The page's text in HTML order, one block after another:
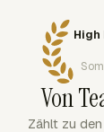
High
Von
Zählt zu